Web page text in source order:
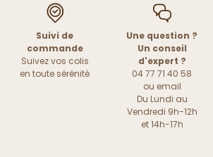
Suivi de
commande
Suivez vos colis
en toute sérénité
Une question ?
Un conseil
d'expert ?
04 77 71 40 58
ou email
Du Lundi au
Vendredi 9h-12h
et 14h-17h